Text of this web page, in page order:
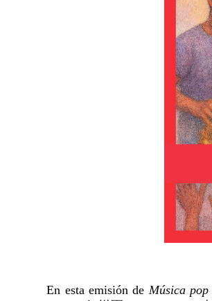
En esta emisión de Música pop